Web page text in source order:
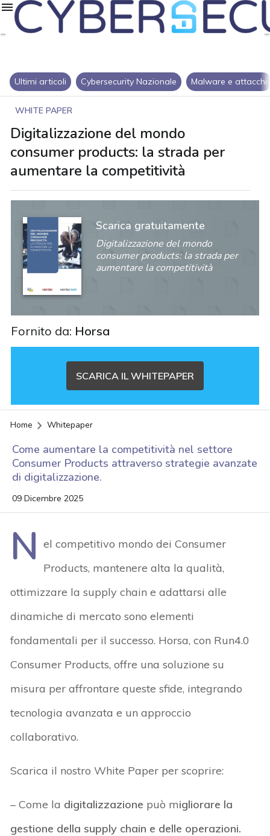
Ultimi articoli Cybersecurity Nazionale Malware e attacchi
WHITE PAPER
Digitalizzazione del mondo
consumer products: la strada per
aumentare la competitività
Scarica gratuitamente
Digitalizzazione del mondo
consumer products: la strada per
aumentare la competitività
Fornito da: Horsa
SCARICA IL WHITEPAPER
Home Whitepaper
Come aumentare la competitività nel settore
Consumer Products attraverso strategie avanzate
di digitalizzazione.
09 Dicembre 2025
N el competitivo mondo dei Consumer
Products, mantenere alta la qualità,
ottimizzare la supply chain e adattarsi alle
dinamiche di mercato sono elementi
fondamentali per il successo. Horsa, con Run4.0
Consumer Products, offre una soluzione su
misura per affrontare queste sfide, integrando
tecnologia avanzata e un approccio
collaborativo.
Scarica il nostro White Paper per scoprire:
– Come la digitalizzazione può migliorare la
gestione della supply chain e delle operazioni.